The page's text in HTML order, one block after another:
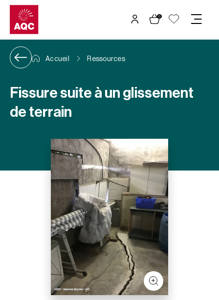
Panneau de gestion des cookies
0
Accueil Ressources
Fissure suite à un glissement
de terrain